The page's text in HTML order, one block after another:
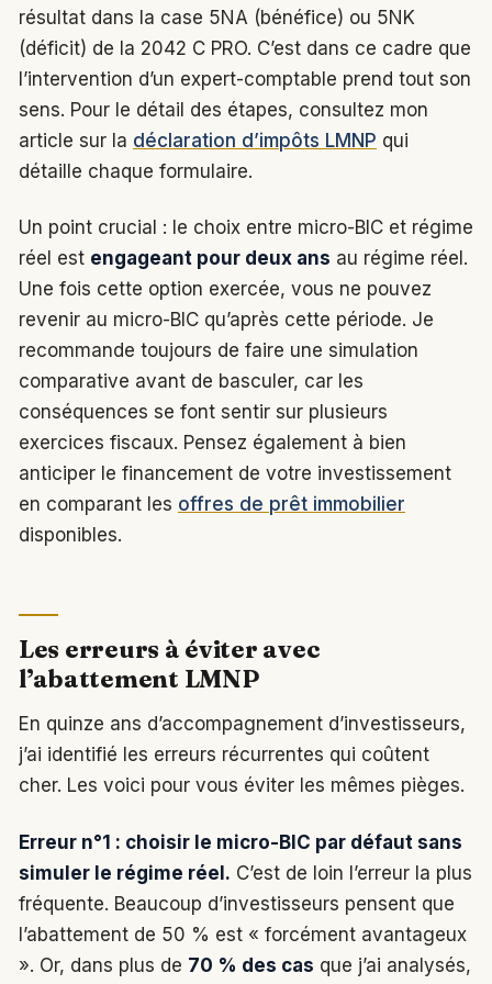
résultat dans la case 5NA (bénéfice) ou 5NK
(déficit) de la 2042 C PRO. C’est dans ce cadre que
l’intervention d’un expert-comptable prend tout son
sens. Pour le détail des étapes, consultez mon
article sur la déclaration d’impôts LMNP qui
détaille chaque formulaire.
Un point crucial : le choix entre micro-BIC et régime
réel est engageant pour deux ans au régime réel.
Une fois cette option exercée, vous ne pouvez
revenir au micro-BIC qu’après cette période. Je
recommande toujours de faire une simulation
comparative avant de basculer, car les
conséquences se font sentir sur plusieurs
exercices fiscaux. Pensez également à bien
anticiper le financement de votre investissement
en comparant les offres de prêt immobilier
disponibles.
Les erreurs à éviter avec
l’abattement LMNP
En quinze ans d’accompagnement d’investisseurs,
j’ai identifié les erreurs récurrentes qui coûtent
cher. Les voici pour vous éviter les mêmes pièges.
Erreur n°1 : choisir le micro-BIC par défaut sans
simuler le régime réel. C’est de loin l’erreur la plus
fréquente. Beaucoup d’investisseurs pensent que
l’abattement de 50 % est « forcément avantageux
». Or, dans plus de 70 % des cas que j’ai analysés,